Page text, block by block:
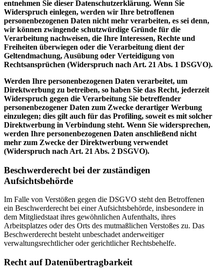
entnehmen Sie dieser Datenschutzerklärung. Wenn Sie
Widerspruch einlegen, werden wir Ihre betroffenen
personenbezogenen Daten nicht mehr verarbeiten, es sei denn,
wir können zwingende schutzwürdige Gründe für die
Verarbeitung nachweisen, die Ihre Interessen, Rechte und
Freiheiten überwiegen oder die Verarbeitung dient der
Geltendmachung, Ausübung oder Verteidigung von
Rechtsansprüchen (Widerspruch nach Art. 21 Abs. 1 DSGVO).
Werden Ihre personenbezogenen Daten verarbeitet, um
Direktwerbung zu betreiben, so haben Sie das Recht, jederzeit
Widerspruch gegen die Verarbeitung Sie betreffender
personenbezogener Daten zum Zwecke derartiger Werbung
einzulegen; dies gilt auch für das Profiling, soweit es mit solcher
Direktwerbung in Verbindung steht. Wenn Sie widersprechen,
werden Ihre personenbezogenen Daten anschließend nicht
mehr zum Zwecke der Direktwerbung verwendet
(Widerspruch nach Art. 21 Abs. 2 DSGVO).
Beschwerderecht bei der zuständigen
Aufsichtsbehörde
Im Falle von Verstößen gegen die DSGVO steht den Betroffenen
ein Beschwerderecht bei einer Aufsichtsbehörde, insbesondere in
dem Mitgliedstaat ihres gewöhnlichen Aufenthalts, ihres
Arbeitsplatzes oder des Orts des mutmaßlichen Verstoßes zu. Das
Beschwerderecht besteht unbeschadet anderweitiger
verwaltungsrechtlicher oder gerichtlicher Rechtsbehelfe.
Recht auf Datenübertragbarkeit